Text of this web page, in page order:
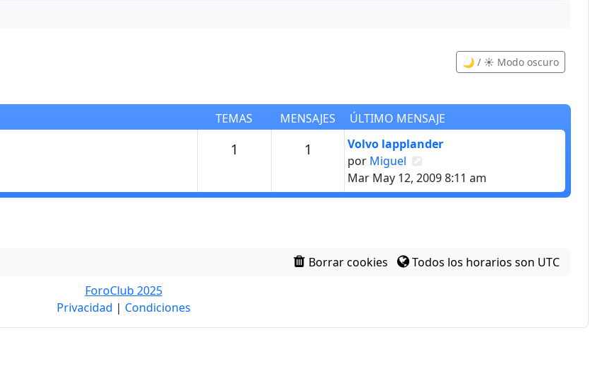
🌙 / ☀️ Modo oscuro
TEMAS MENSAJES ÚLTIMO MENSAJE
1 1 MensajesÚltimo mensaje
Volvo lapplander
por Miguel
Mar May 12, 2009 8:11 am
Borrar cookies Todos los horarios son UTC
ForoClub 2025
Privacidad | Condiciones